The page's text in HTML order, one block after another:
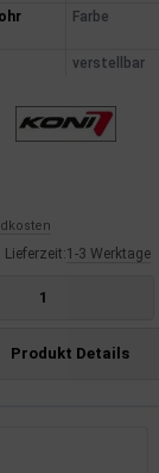
Farbe
verstellbar
Lieferzeit:1-3 Werktage
Produkt Details